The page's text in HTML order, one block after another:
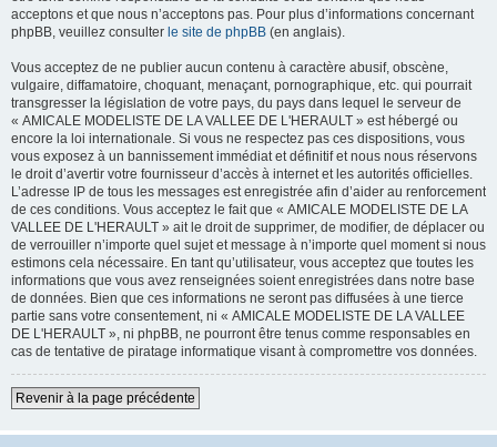
acceptons et que nous n’acceptons pas. Pour plus d’informations concernant
phpBB, veuillez consulter le site de phpBB (en anglais).
Vous acceptez de ne publier aucun contenu à caractère abusif, obscène,
vulgaire, diffamatoire, choquant, menaçant, pornographique, etc. qui pourrait
transgresser la législation de votre pays, du pays dans lequel le serveur de
« AMICALE MODELISTE DE LA VALLEE DE L'HERAULT » est hébergé ou
encore la loi internationale. Si vous ne respectez pas ces dispositions, vous
vous exposez à un bannissement immédiat et définitif et nous nous réservons
le droit d’avertir votre fournisseur d’accès à internet et les autorités officielles.
L’adresse IP de tous les messages est enregistrée afin d’aider au renforcement
de ces conditions. Vous acceptez le fait que « AMICALE MODELISTE DE LA
VALLEE DE L'HERAULT » ait le droit de supprimer, de modifier, de déplacer ou
de verrouiller n’importe quel sujet et message à n’importe quel moment si nous
estimons cela nécessaire. En tant qu’utilisateur, vous acceptez que toutes les
informations que vous avez renseignées soient enregistrées dans notre base
de données. Bien que ces informations ne seront pas diffusées à une tierce
partie sans votre consentement, ni « AMICALE MODELISTE DE LA VALLEE
DE L'HERAULT », ni phpBB, ne pourront être tenus comme responsables en
cas de tentative de piratage informatique visant à compromettre vos données.
Revenir à la page précédente